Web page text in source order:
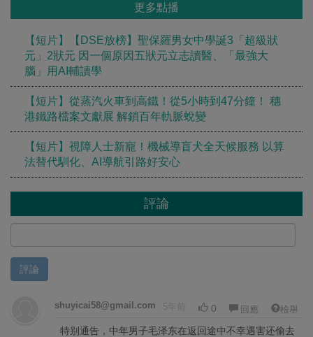
更多點播
【短片】【DSE放榜】聖保羅男女中學誕3「超級狀
元」2狀元 因一個原因五狀元立志讀醫、「最強大
腦」用AI輔讀學
【短片】從蒸汽火車到高鐵！從5小時到47分鐘！ 穗
港鐵路檔案文獻展 解鎖百年軌脈蛻變
【短片】視障人士新寵！機械導盲犬全天候服務 以算
法替代馴化、AI導航引路好安心
評論
評論
shuyicai58@gmail.com 5年前 0 回應 檢舉
特别通告，中年男子毛泽东在返回途中不幸遇害还偷去